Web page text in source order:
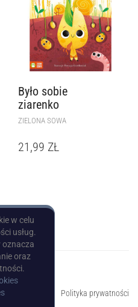
Było sobie
ziarenko
ZIELONA SOWA
21,99 ZŁ
Polityka prywatności
w celu
usług.
oznacza
oraz